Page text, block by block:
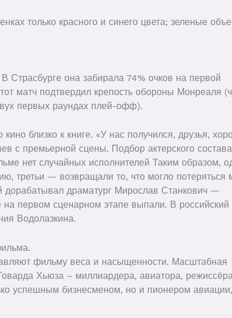
только красного и синего цвета; зеленые
Страсбурге она забирала 74% очков на первой
матч подтвердил крепость обороны Монреаля
первых раундах плей-офф).
близко к книге. «У нас получился, друзья,
с премьерной сцены. Подбор актерского
нет случайных исполнителей Таким образом,
третьи — возвращали то, что могло потеряться
дорабатывал драматург Мирослав Станкович —
первом сценарном этапе выпали. В российский
Водолазкина.
фильму веса и насыщенности. Масштабная
Хьюза – миллиардера, авиатора,
успешным бизнесменом, но и пионером авиации,